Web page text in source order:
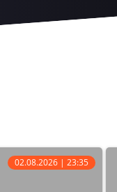
02.08.2026 | 23:35